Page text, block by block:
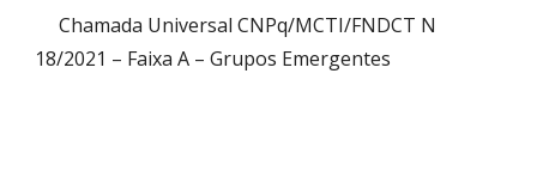
Chamada Universal CNPq/MCTI/FNDCT N
18/2021 – Faixa A – Grupos Emergentes